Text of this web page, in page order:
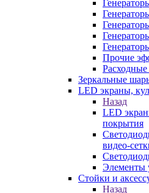
Прочие
Зеркальные
LED экраны,
Назад
LED
покрытия
видео-
Элементы
Стойки и
Назад